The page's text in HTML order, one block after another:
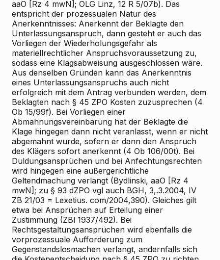
aaO [Rz 4 mwN]; OLG Linz, 12 R 5/07b). Das
entspricht der prozessualen Natur des
Anerkenntnisses: Anerkennt der Beklagte den
Unterlassungsanspruch, dann gesteht er auch das
Vorliegen der Wiederholungsgefahr als
materiellrechtlicher Anspruchsvoraussetzung zu,
sodass eine Klagsabweisung ausgeschlossen wäre.
Aus denselben Gründen kann das Anerkenntnis
eines Unterlassungsanspruchs auch nicht
erfolgreich mit dem Antrag verbunden werden, dem
Beklagten nach § 45 ZPO Kosten zuzusprechen (4
Ob 15/99f). Bei Vorliegen einer
Abmahnungsvereinbarung hat der Beklagte die
Klage hingegen dann nicht veranlasst, wenn er nicht
abgemahnt wurde, sofern er dann den Anspruch
des Klägers sofort anerkennt (4 Ob 106/00t). Bei
Duldungsansprüchen und bei Anfechtungsrechten
wird hingegen eine außergerichtliche
Geltendmachung verlangt (Bydlinski, aaO [Rz 4
mwN]; zu § 93 dZPO vgl auch BGH, 3,.3.2004, IV
ZB 21/03 = Lexetius. com/2004,390). Gleiches gilt
etwa bei Ansprüchen auf Erteilung einer
Zustimmung (ZBl 1937/492). Bei
Rechtsgestaltungsansprüchen wird ebenfalls die
vorprozessuale Aufforderung zum
Gegenstandslosmachen verlangt, andernfalls sich